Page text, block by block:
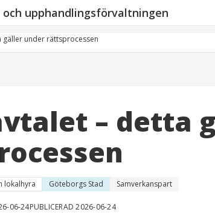
och upphandlingsförvaltningen
gäller under rättsprocessen
– detta
lokalhyra Göteborgs Stad Samverkanspart
06-24PUBLICERAD 2026-06-24